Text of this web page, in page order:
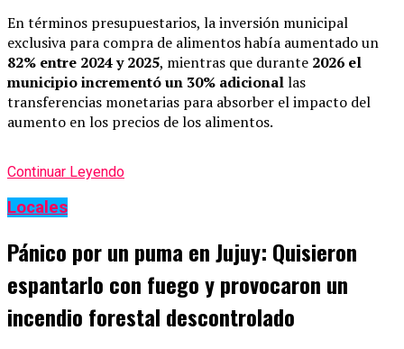
En términos presupuestarios, la inversión municipal
exclusiva para compra de alimentos había aumentado un
82% entre 2024 y 2025, mientras que durante 2026 el
municipio incrementó un 30% adicionallas
transferencias monetarias para absorber el impacto del
aumento en los precios de los alimentos.
Continuar Leyendo
Locales
Pánico por un puma en Jujuy: Quisieron
espantarlo con fuego y provocaron un
incendio forestal descontrolado